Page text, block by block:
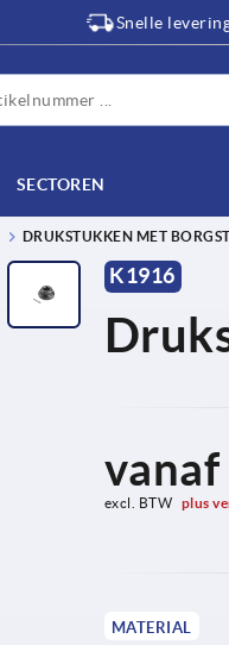
Snelle
SECTOREN
DRUKSTUKKEN MET
K1916
vanaf
excl. BTW plus
MATERIAL